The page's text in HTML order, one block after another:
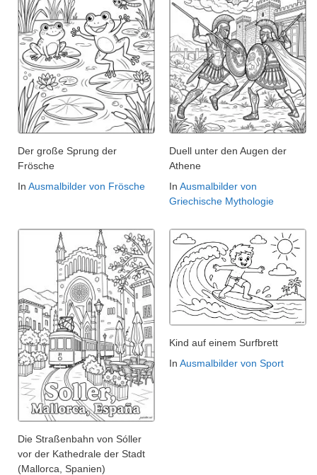
Der große Sprung der
Frösche
In Ausmalbilder von Frösche
Duell unter den Augen der
Athene
In Ausmalbilder von
Griechische Mythologie
Die Straßenbahn von Sóller
vor der Kathedrale der Stadt
(Mallorca, Spanien)
Kind auf einem Surfbrett
In Ausmalbilder von Sport